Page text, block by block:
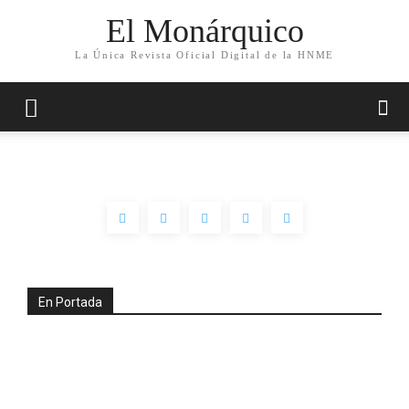
El Monárquico
La Única Revista Oficial Digital de la HNME
En Portada